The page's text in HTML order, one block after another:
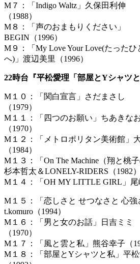
M７：「Indigo Waltz」久保田利伸
（1988）
M８：「声のおまもりください」
BEGIN（1996）
M９：「My Love Your Love(たった
へ)」渡辺美里（
22時台『平松愛理「部屋とYシャツと
M１０：「関白宣言」さだまさし
（1979）
M１１：「四つのお願い」ちあきな
（1970）
M１２：「メトロポリタン美術館」
（1984）
M１３：「On The Machine（翔と桃
杉本哲太＆LONELY-RIDERS（1982）
M１４：「OH MY LITTLE GIRL」
M１５：「恋しさと せつなさと 心強
t.komuro（1994）
M１６：「男と女のお話」日吉ミミ
（1970）
M１７：「風と雲と私」熊谷幸子
M１８：「部屋とYシャツと私」平